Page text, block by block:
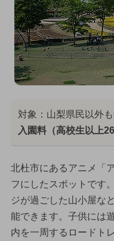
対象：山梨県民以外
入園料（高校生以上
北杜市にあるアニメ「
フにしたスポットです
ジが過ごした山小屋な
能できます。子供には
内を一周するロードト